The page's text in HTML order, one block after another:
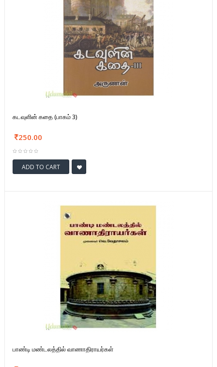
கடவுளின் கதை (பாகம் 3)
250.00
ADD TO CART
பாண்டி மண்டலத்தில் வாணாதிராயர்கள்